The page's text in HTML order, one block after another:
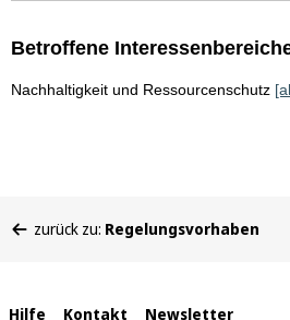
Betroffene
Nachhaltigkeit und Ressourcenschutz
befinden
zurück zu: Regelungsvorhaben
Hilfe Kontakt Newsletter